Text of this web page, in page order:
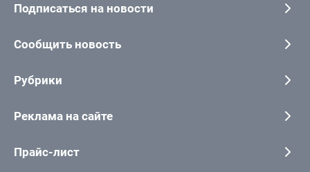
Подписаться на новости
Сообщить новость
Рубрики
Реклама на сайте
Прайс-лист